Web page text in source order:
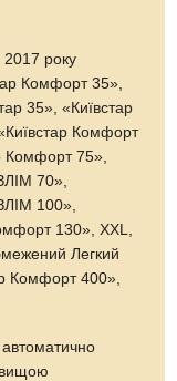
2017 року
Комфорт 35»,
35», «Київстар
Комфорт
Комфорт 75»,
70»,
100»,
130», XXL,
Легкий
Комфорт 400»,
вищою